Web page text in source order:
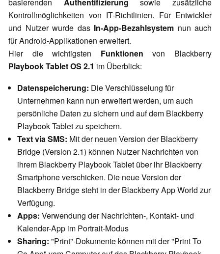
Kontrollmöglichkeiten von IT-Richtlinien. Für Entwickler
und Nutzer wurde das In-App-Bezahlsystem nun auch
für Android-Applikationen erweitert.
Hier die wichtigsten Funktionen von Blackberry
Playbook Tablet OS 2.1 im Überblick:
Datenspeicherung: Die Verschlüsselung für
Unternehmen kann nun erweitert werden, um auch
persönliche Daten zu sichern und auf dem Blackberry
Playbook Tablet zu speichern.
Text via SMS: Mit der neuen Version der Blackberry
Bridge (Version 2.1) können Nutzer Nachrichten von
ihrem Blackberry Playbook Tablet über ihr Blackberry
Smartphone verschicken. Die neue Version der
Blackberry Bridge steht in der Blackberry App World zur
Verfügung.
Apps: Verwendung der Nachrichten-, Kontakt- und
Kalender-App im Portrait-Modus
Sharing: "Print"-Dokumente können mit der "Print To